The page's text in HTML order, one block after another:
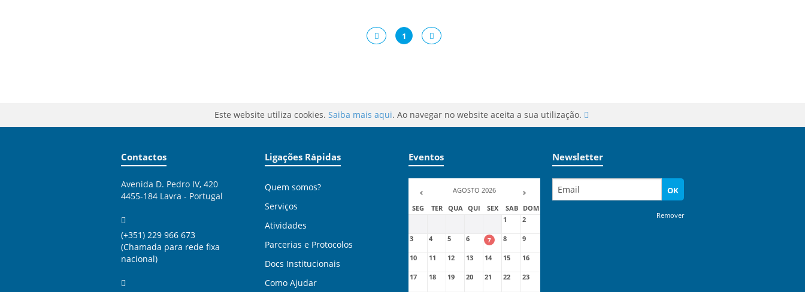
1
Este website utiliza cookies. Saiba mais aqui. Ao navegar no website aceita a sua utilização.
Contactos
Avenida D. Pedro IV, 420
4455-184 Lavra - Portugal
(+351) 229 966 673
(Chamada para rede fixa
nacional)
Ligações Rápidas
Quem somos?
Serviços
Atividades
Parcerias e Protocolos
Docs Institucionais
Como Ajudar
Eventos
AGOSTO 2026
SEG
TER QUA QUI SEX SAB
DOM
1
2
3 4 5 6 7 8 9
10 11 12 13 14 15 16
17 18 19 20 21 22 23
Newsletter
OK
Remover